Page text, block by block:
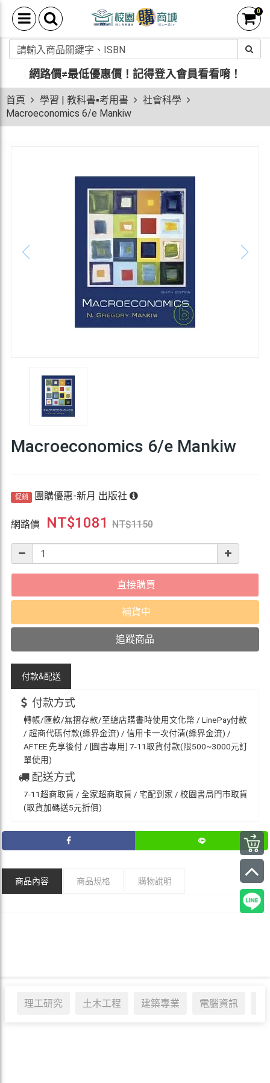
0
網路價≠最低優惠價！ 記得登入會員看看唷！
首頁 學習 | 教科書▪考用書
社會科學
Macroeconomics 6/e Mankiw
理工研究 土木工程 建築專業 電腦資訊
Macroeconomics 6/e Mankiw
促銷 團購優惠-新月 出版社
網路價 NT$1081 NT$1150
直接購買
補貨中
追蹤商品
付款&配送
付款方式
轉帳/匯款/無摺存款/至總店購書時使用文化幣 / LinePay付款
/ 超商代碼付款(綠界金流) / 信用卡一次付清(綠界金流) /
AFTEE 先享後付 / [圖書專用] 7-11取貨付款(限500~3000元訂
單使用)
配送方式
7-11超商取貨 / 全家超商取貨 / 宅配到家 / 校園書局門市取貨
(取貨加碼送5元折價)
商品內容 商品規格 購物說明